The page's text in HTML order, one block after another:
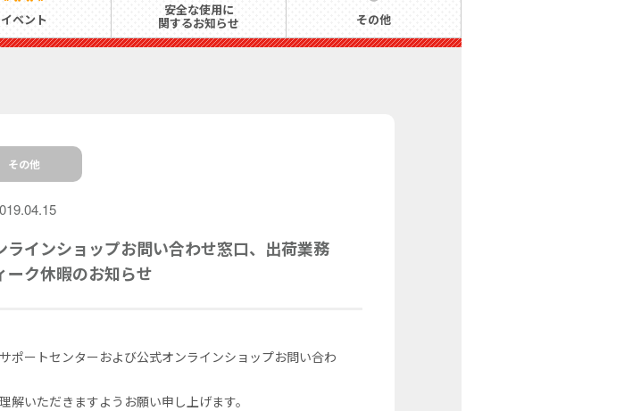
イベント
安全な使用に
関するお知らせ その他
その他
インショップお問い合わせ窓口、出荷業務
ーク休暇のお知らせ
ポートセンターおよび公式オンラインショップお問い合わ
いただきますようお願い申し上げます。